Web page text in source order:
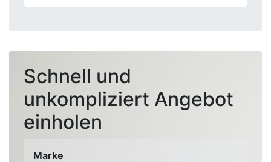
Schnell und
unkompliziert Angebot
einholen
Marke